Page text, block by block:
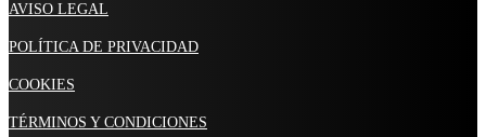
AVISO LEGAL
POLÍTICA DE PRIVACIDAD
COOKIES
TÉRMINOS Y CONDICIONES